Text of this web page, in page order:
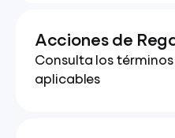
Acciones de
Consulta los
aplicables